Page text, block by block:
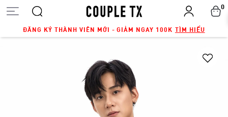
ĐĂNG KÝ THÀNH VIÊN MỚI - GIẢM NGAY 100K TÌM HIỂU
0